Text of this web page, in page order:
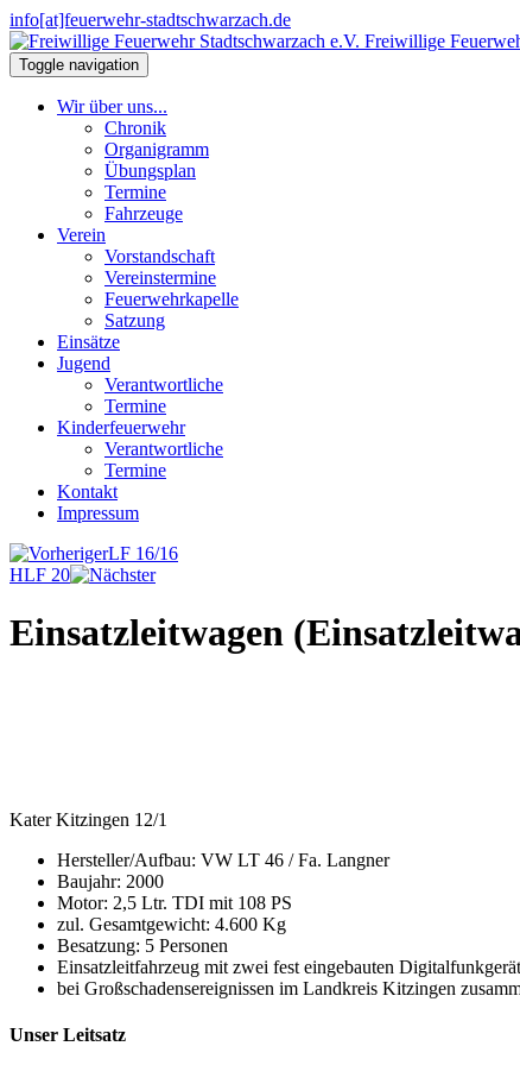
info[at]feuerwehr-stadtschwarzach.de
Freiwillige
Toggle navigation
Wir über uns...
Chronik
Organigramm
Übungsplan
Termine
Fahrzeuge
Verein
Vorstandschaft
Vereinstermine
Feuerwehrkapelle
Satzung
Einsätze
Jugend
Verantwortliche
Termine
Kinderfeuerwehr
Verantwortliche
Termine
Kontakt
Impressum
LF 16/16
HLF 20
Einsatzleitwagen
Kater Kitzingen 12/1
Hersteller/Aufbau: VW LT 46 / Fa. Langner
Baujahr: 2000
Motor: 2,5 Ltr. TDI mit 108 PS
zul. Gesamtgewicht: 4.600 Kg
Besatzung: 5 Personen
Einsatzleitfahrzeug mit zwei fest eingebauten
bei Großschadensereignissen im Landkreis Kitzingen
Unser Leitsatz